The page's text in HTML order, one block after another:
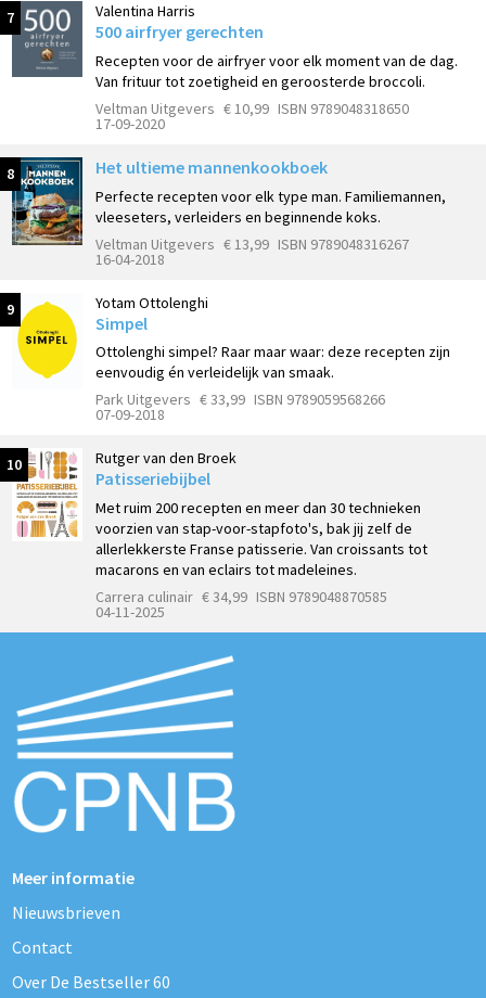
7 Valentina Harris
500 airfryer gerechten
Recepten voor de airfryer voor elk moment van de dag.
Van frituur tot zoetigheid en geroosterde broccoli.
Veltman Uitgevers € 10,99 ISBN 9789048318650
17-09-2020
8 Het ultieme mannenkookboek
Perfecte recepten voor elk type man. Familiemannen,
vleeseters, verleiders en beginnende koks.
Veltman Uitgevers € 13,99 ISBN 9789048316267
16-04-2018
9 Yotam Ottolenghi
Simpel
Ottolenghi simpel? Raar maar waar: deze recepten zijn
eenvoudig én verleidelijk van smaak.
Park Uitgevers € 33,99 ISBN 9789059568266
07-09-2018
10 Rutger van den Broek
Patisseriebijbel
Met ruim 200 recepten en meer dan 30 technieken
voorzien van stap-voor-stapfoto's, bak jij zelf de
allerlekkerste Franse patisserie. Van croissants tot
macarons en van eclairs tot madeleines.
Carrera culinair € 34,99 ISBN 9789048870585
04-11-2025
Meer informatie
Nieuwsbrieven
Contact
Over De Bestseller 60